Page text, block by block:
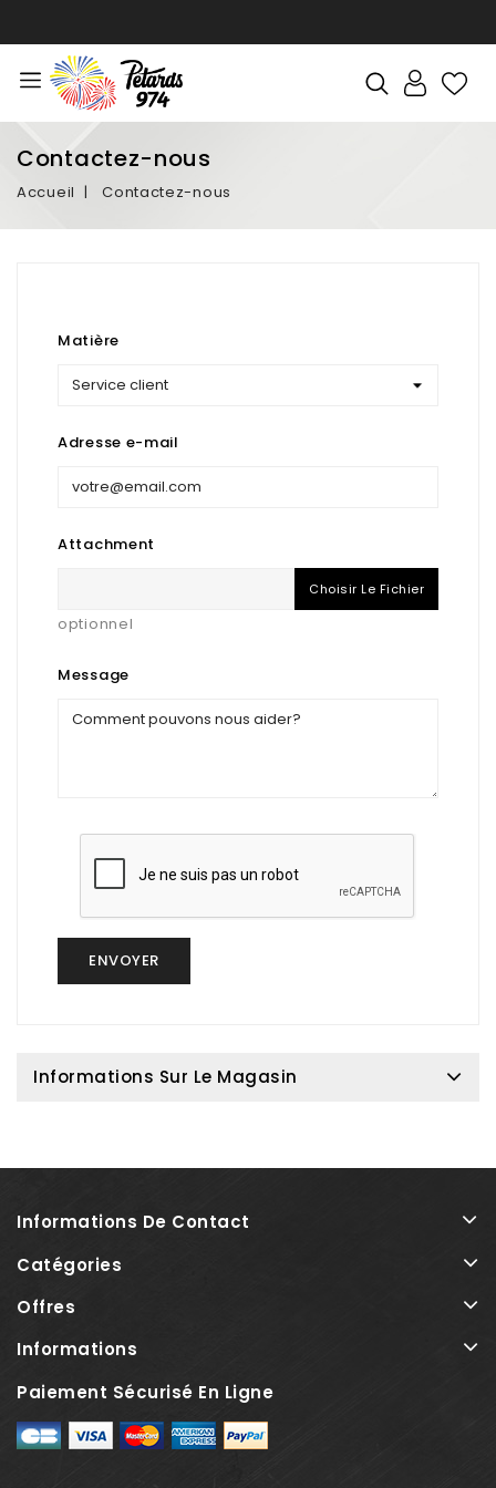
Contactez-nous
Accueil Contactez-nous
Matière
Adresse e-mail
Attachment
Choisir Le Fichier
optionnel
Message
Informations Sur Le Magasin
Informations De Contact
Catégories
Offres
Informations
Paiement Sécurisé En Ligne